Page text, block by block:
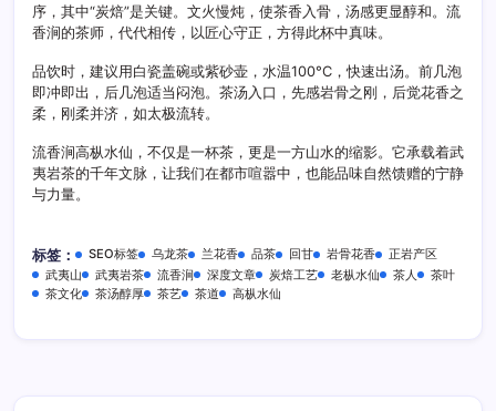
序，其中“炭焙”是关键。文火慢炖，使茶香入骨，汤感更显醇和。流
香涧的茶师，代代相传，以匠心守正，方得此杯中真味。
品饮时，建议用白瓷盖碗或紫砂壶，水温100°C，快速出汤。前几泡
即冲即出，后几泡适当闷泡。茶汤入口，先感岩骨之刚，后觉花香之
柔，刚柔并济，如太极流转。
流香涧高枞水仙，不仅是一杯茶，更是一方山水的缩影。它承载着武
夷岩茶的千年文脉，让我们在都市喧嚣中，也能品味自然馈赠的宁静
与力量。
标签： SEO标签 乌龙茶 兰花香 品茶 回甘 岩骨花香
正岩产区
武夷山
武夷岩茶 流香涧 深度文章 炭焙工艺 老枞水仙 茶人
茶叶
茶文化
茶汤醇厚 茶艺 茶道 高枞水仙